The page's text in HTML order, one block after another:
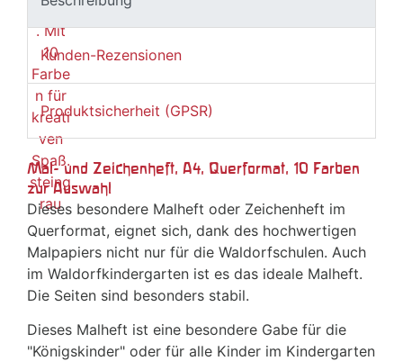
Kunden-Rezensionen
Produktsicherheit (GPSR)
Mal- und Zeichenheft, A4, Querformat, 10 Farben
zur Auswahl
Dieses besondere Malheft oder Zeichenheft im
Querformat, eignet sich, dank des hochwertigen
Malpapiers nicht nur für die Waldorfschulen. Auch
im Waldorfkindergarten ist es das ideale Malheft.
Die Seiten sind besonders stabil.
Dieses Malheft ist eine besondere Gabe für die
"Königskinder" oder für alle Kinder im Kindergarten